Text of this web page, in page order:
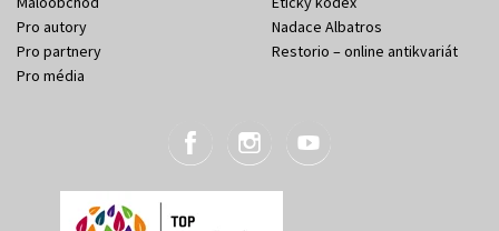
Pro autory
Pro partnery
Pro média
Nadace Albatros
Restorio – online antikvariát